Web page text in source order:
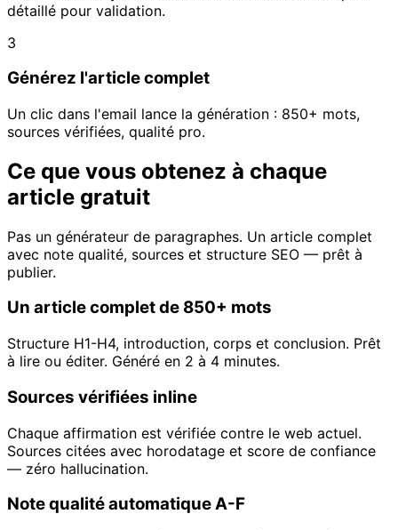
détaillé pour validation.
3
Générez l'article complet
Un clic dans l'email lance la génération : 850+ mots,
sources vérifiées, qualité pro.
Ce que vous obtenez à chaque
article gratuit
Pas un générateur de paragraphes. Un article complet
avec note qualité, sources et structure SEO — prêt à
publier.
Un article complet de 850+ mots
Structure H1-H4, introduction, corps et conclusion. Prêt
à lire ou éditer. Généré en 2 à 4 minutes.
Sources vérifiées inline
Chaque affirmation est vérifiée contre le web actuel.
Sources citées avec horodatage et score de confiance
— zéro hallucination.
Note qualité automatique A-F